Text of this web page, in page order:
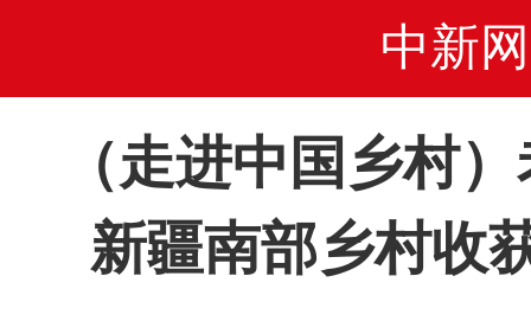
中新网
（走进中国乡村
新疆南部乡村收